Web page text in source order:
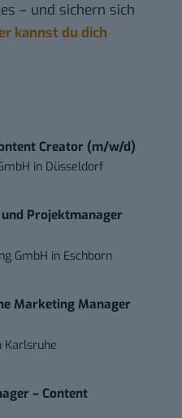
– und sichern sich
kannst du dich
Creator (m/w/d)
in Düsseldorf
Projektmanager
GmbH in Eschborn
Marketing Manager
Karlsruhe
– Content